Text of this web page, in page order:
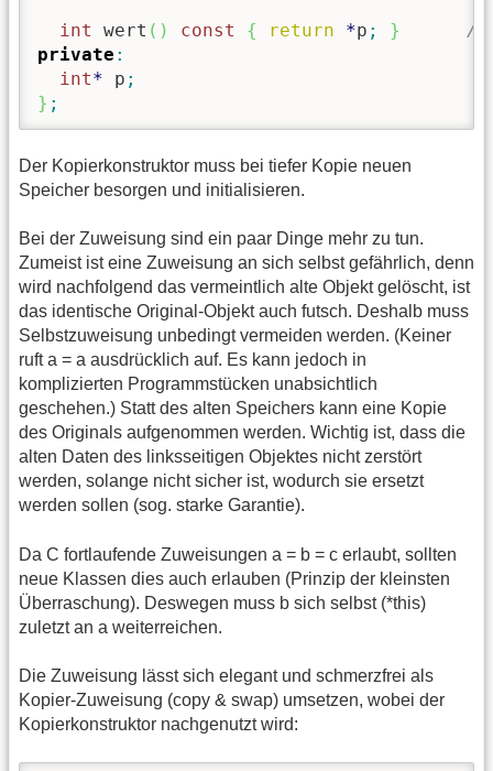
int wert ( ) const { return *p ; }
//
private :
int* p ;
} ;
Der Kopierkonstruktor muss bei tiefer Kopie neuen
Speicher besorgen und initialisieren.
Bei der Zuweisung sind ein paar Dinge mehr zu tun.
Zumeist ist eine Zuweisung an sich selbst gefährlich, denn
wird nachfolgend das vermeintlich alte Objekt gelöscht, ist
das identische Original-Objekt auch futsch. Deshalb muss
Selbstzuweisung unbedingt vermeiden werden. (Keiner
ruft a = a ausdrücklich auf. Es kann jedoch in
komplizierten Programmstücken unabsichtlich
geschehen.) Statt des alten Speichers kann eine Kopie
des Originals aufgenommen werden. Wichtig ist, dass die
alten Daten des linksseitigen Objektes nicht zerstört
werden, solange nicht sicher ist, wodurch sie ersetzt
werden sollen (sog. starke Garantie).
Da C fortlaufende Zuweisungen a = b = c erlaubt, sollten
neue Klassen dies auch erlauben (Prinzip der kleinsten
Überraschung). Deswegen muss b sich selbst (*this)
zuletzt an a weiterreichen.
Die Zuweisung lässt sich elegant und schmerzfrei als
Kopier-Zuweisung (copy & swap) umsetzen, wobei der
Kopierkonstruktor nachgenutzt wird: